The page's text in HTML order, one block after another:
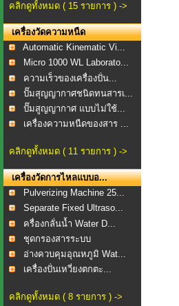
คลิกดูทั้งหมด ( 15 รายการ ) ->
เครื่องวัดความหนืด
Automatic Kinematic Vi...
Micro 1000 WL Laborato...
ความเร็วของเครื่องปั่น...
ปั๊มสุญญากาศชนิดทนสารเ...
ปั๊มสูญญากาศ แบบไม่ใช้...
เครื่องความหนืดของสาร ...
คลิกดูทั้งหมด ( 11 รายการ ) ->
เครื่องวัดการไหลแบบอ...
Pulverizing Machine 25...
Separate Fixed Ultraso...
ครื่องกลั่นน้ำ Water D...
ชุดกรองสารระบบ
สุญญากาศ...
อ่างควบคุมอุณหภูมิ Wat...
เครื่องปั่นเหวี่ยงตกตะ...
คลิกดูทั้งหมด ( 8 รายการ ) ->